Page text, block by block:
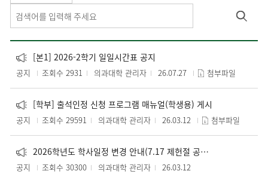
[본1] 2026-2학기 일일시간표 공지
공지 조회수 2931 의과대학 관리자 26.07.27 첨부파일
[학부] 출석인정 신청 프로그램 매뉴얼(학생용) 게시
공지 조회수 29591 의과대학 관리자 26.03.12 첨부파일
2026학년도 학사일정 변경 안내(7.17 제헌절 공휴일 재지정 건)
공지 조회수 30300 의과대학 관리자 26.03.12